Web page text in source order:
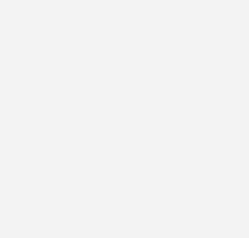
Sharing bereits im Ortsnetz
in Richtung Direktvermarktung
Bürokratie bedeuten. Der abrupte
sollte im Bundestag nicht beschlossen
(nhp)